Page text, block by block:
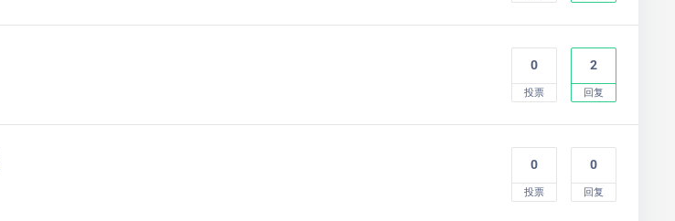
0
投票
2
回复
0
投票
0
回复